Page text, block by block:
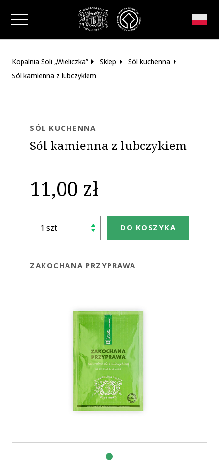
Zamknij okno
Kopalnia Soli „Wieliczka” Sklep
Sól kuchenna
Sól kamienna z lubczykiem
SÓL KUCHENNA
Sól kamienna z lubczykiem
11,00 zł
DO KOSZYKA
ZAKOCHANA PRZYPRAWA